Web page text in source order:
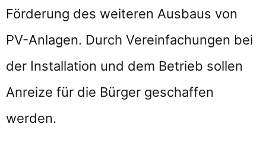
Förderung des weiteren Ausbaus von
PV-Anlagen. Durch Vereinfachungen bei
der Installation und dem Betrieb sollen
Anreize für die Bürger geschaffen
werden.